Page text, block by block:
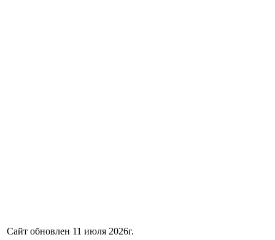
Сайт обновлен 11 июля 2026г.